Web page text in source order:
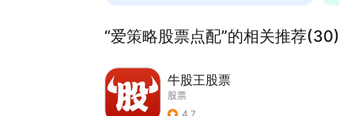
“爱策略股票点配”的相关推荐(30)
牛股王股票
股票